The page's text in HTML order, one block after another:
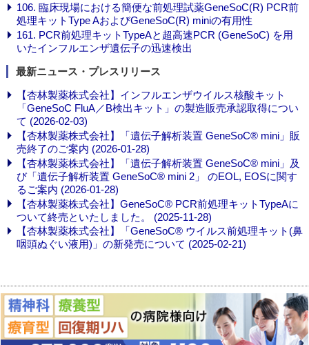
106. 臨床現場における簡便な前処理試薬GeneSoC(R) PCR前
処理キットType AおよびGeneSoC(R) miniの有用性
161. PCR前処理キットTypeAと超高速PCR (GeneSoC) を用
いたインフルエンザ遺伝子の迅速検出
最新ニュース・プレスリリース
【杏林製薬株式会社】インフルエンザウイルス核酸キット
「GeneSoC FluA／B検出キット」の製造販売承認取得につい
て (2026-02-03)
【杏林製薬株式会社】「遺伝子解析装置 GeneSoC® mini」販
売終了のご案内 (2026-01-28)
【杏林製薬株式会社】「遺伝子解析装置 GeneSoC® mini」及
び「遺伝子解析装置 GeneSoC® mini 2」 のEOL, EOSに関す
るご案内 (2026-01-28)
【杏林製薬株式会社】GeneSoC® PCR前処理キットTypeAに
ついて終売といたしました。 (2025-11-28)
【杏林製薬株式会社】「GeneSoC® ウイルス前処理キット(鼻
咽頭ぬぐい液用)」の新発売について (2025-02-21)